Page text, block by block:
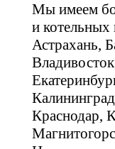
Мы имеем
и
Астрахань,
Краснодар,